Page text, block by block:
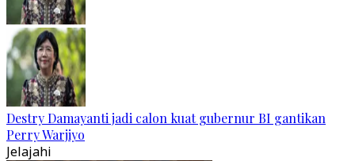
Destry Damayanti jadi calon kuat gubernur BI gantikan
Perry Warjiyo
Jelajahi